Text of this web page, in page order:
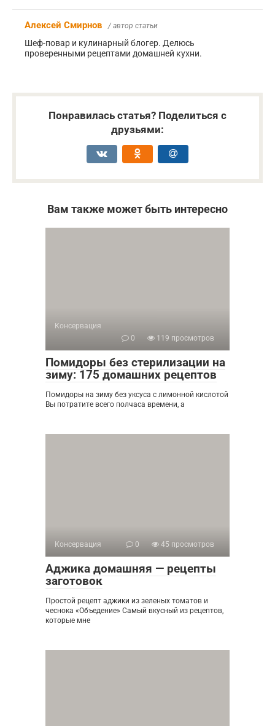
Алексей Смирнов / автор статьи
Шеф-повар и кулинарный блогер. Делюсь
проверенными рецептами домашней кухни.
Понравилась статья? Поделиться с
друзьями:
Вам также может быть интересно
Консервация
0
119 просмотров
Помидоры без стерилизации на
зиму: 175 домашних рецептов
Помидоры на зиму без уксуса с лимонной кислотой
Вы потратите всего полчаса времени, а
Консервация 0 45 просмотров
Аджика домашняя — рецепты
заготовок
Простой рецепт аджики из зеленых томатов и
чеснока «Объедение» Самый вкусный из рецептов,
которые мне